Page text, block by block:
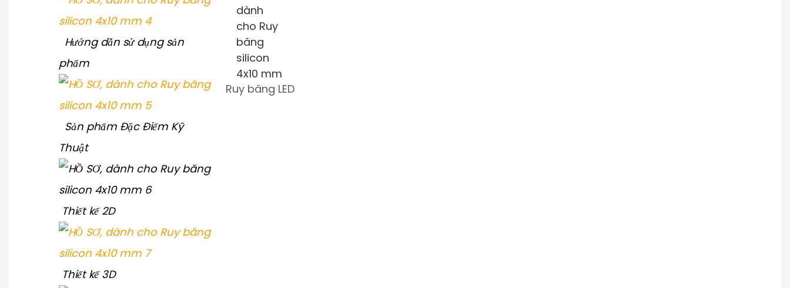
Hướng dẫn sử dụng sản
phẩm
Sản phẩm Đặc Điểm Kỹ
Thuật
Thiết kế 2D
Thiết kế 3D
Ruy băng LED